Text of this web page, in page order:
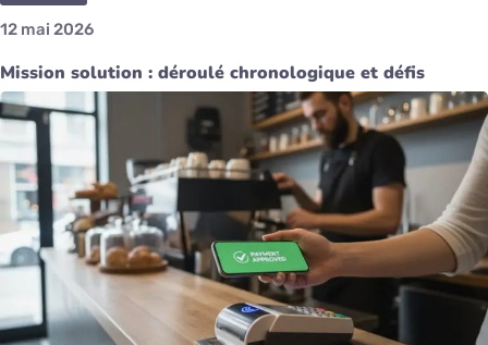
12 mai 2026
Mission solution : déroulé chronologique et défis